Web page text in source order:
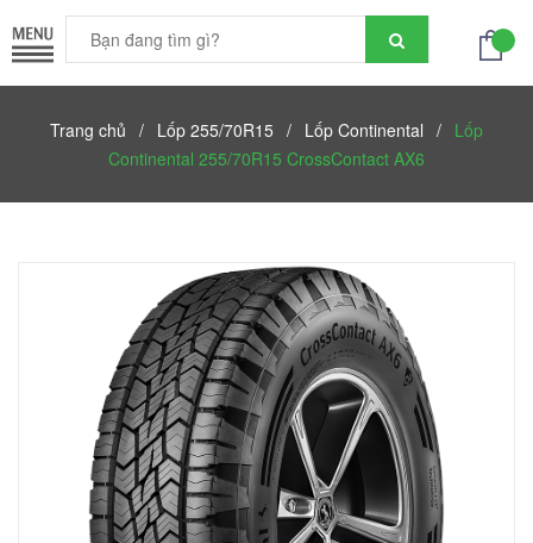
Trang chủ / Lốp 255/70R15 / Lốp Continental / Lốp
Continental 255/70R15 CrossContact AX6